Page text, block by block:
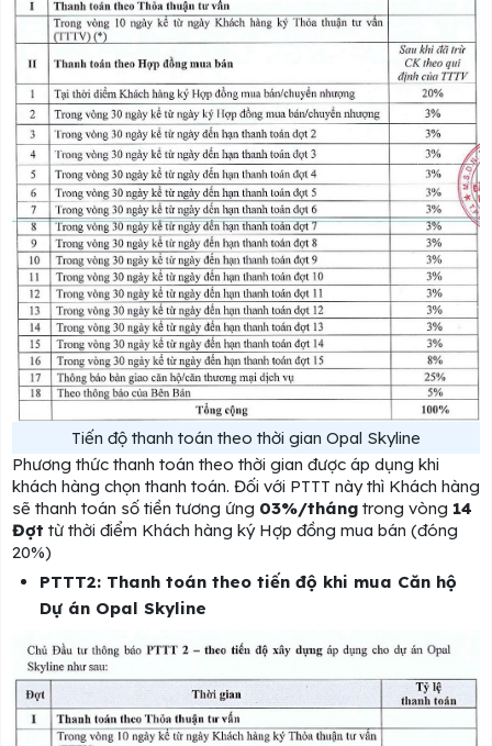
Tiến độ thanh toán theo thời gian Opal Skyline
Phương thức thanh toán theo thời gian được áp dụng khi
khách hàng chọn thanh toán. Đối với PTTT này thì Khách hàng
sẽ thanh toán số tiền tương ứng 03%/tháng trong vòng 14
Đợt từ thời điểm Khách hàng ký Hợp đồng mua bán (đóng
20%)
PTTT2: Thanh toán theo tiến độ khi mua Căn hộ
Dự án Opal Skyline